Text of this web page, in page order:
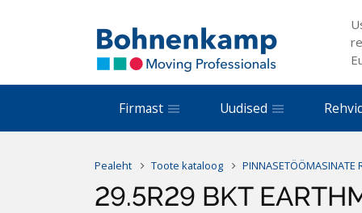
Firmast Uudised
Pealeht Toote kataloog PINNASETÖÖMASINATE
29.5R29 BKT